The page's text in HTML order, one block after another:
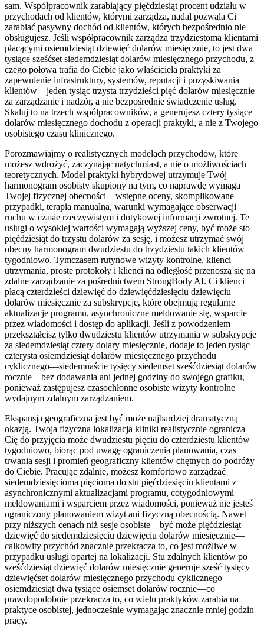
sam. Współpracownik zarabiający pięćdziesiąt procent udziału w
przychodach od klientów, którymi zarządza, nadal pozwala Ci
zarabiać pasywny dochód od klientów, których bezpośrednio nie
obsługujesz. Jeśli współpracownik zarządza trzydziestoma klientami
płacącymi osiemdziesiąt dziewięć dolarów miesięcznie, to jest dwa
tysiące sześćset siedemdziesiąt dolarów miesięcznego przychodu, z
czego połowa trafia do Ciebie jako właściciela praktyki za
zapewnienie infrastruktury, systemów, reputacji i pozyskiwania
klientów—jeden tysiąc trzysta trzydzieści pięć dolarów miesięcznie
za zarządzanie i nadzór, a nie bezpośrednie świadczenie usług.
Skaluj to na trzech współpracowników, a generujesz cztery tysiące
dolarów miesięcznego dochodu z operacji praktyki, a nie z Twojego
osobistego czasu klinicznego.
Porozmawiajmy o realistycznych modelach przychodów, które
możesz wdrożyć, zaczynając natychmiast, a nie o możliwościach
teoretycznych. Model praktyki hybrydowej utrzymuje Twój
harmonogram osobisty skupiony na tym, co naprawdę wymaga
Twojej fizycznej obecności—wstępne oceny, skomplikowane
przypadki, terapia manualna, warunki wymagające obserwacji
ruchu w czasie rzeczywistym i dotykowej informacji zwrotnej. Te
usługi o wysokiej wartości wymagają wyższej ceny, być może sto
pięćdziesiąt do trzystu dolarów za sesję, i możesz utrzymać swój
obecny harmonogram dwudziestu do trzydziestu takich klientów
tygodniowo. Tymczasem rutynowe wizyty kontrolne, klienci
utrzymania, proste protokoły i klienci na odległość przenoszą się na
zdalne zarządzanie za pośrednictwem StrongBody AI. Ci klienci
płacą czterdzieści dziewięć do dziewięćdziesięciu dziewięciu
dolarów miesięcznie za subskrypcje, które obejmują regularne
aktualizacje programu, asynchroniczne meldowanie się, wsparcie
przez wiadomości i dostęp do aplikacji. Jeśli z powodzeniem
przekształcisz tylko dwudziestu klientów utrzymania w subskrypcje
za siedemdziesiąt cztery dolary miesięcznie, dodaje to jeden tysiąc
czterysta osiemdziesiąt dolarów miesięcznego przychodu
cyklicznego—siedemnaście tysięcy siedemset sześćdziesiąt dolarów
rocznie—bez dodawania ani jednej godziny do swojego grafiku,
ponieważ zastępujesz czasochłonne osobiste wizyty kontrolne
wydajnym zdalnym zarządzaniem.
Ekspansja geograficzna jest być może najbardziej dramatyczną
okazją. Twoja fizyczna lokalizacja kliniki realistycznie ogranicza
Cię do przyjęcia może dwudziestu pięciu do czterdziestu klientów
tygodniowo, biorąc pod uwagę ograniczenia planowania, czas
trwania sesji i promień geograficzny klientów chętnych do podróży
do Ciebie. Pracując zdalnie, możesz komfortowo zarządzać
siedemdziesięcioma pięcioma do stu pięćdziesięciu klientami z
asynchronicznymi aktualizacjami programu, cotygodniowymi
meldowaniami i wsparciem przez wiadomości, ponieważ nie jesteś
ograniczony planowaniem wizyt ani fizyczną obecnością. Nawet
przy niższych cenach niż sesje osobiste—być może pięćdziesiąt
dziewięć do siedemdziesięciu dziewięciu dolarów miesięcznie—
całkowity przychód znacznie przekracza to, co jest możliwe w
przypadku usługi opartej na lokalizacji. Stu zdalnych klientów po
sześćdziesiąt dziewięć dolarów miesięcznie generuje sześć tysięcy
dziewięćset dolarów miesięcznego przychodu cyklicznego—
osiemdziesiąt dwa tysiące osiemset dolarów rocznie—co
prawdopodobnie przekracza to, co wielu praktyków zarabia na
praktyce osobistej, jednocześnie wymagając znacznie mniej godzin
pracy.